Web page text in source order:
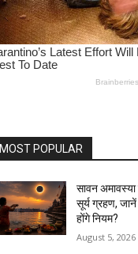
MOST POPULAR
सावन
सूर्य ग्रहण,
होंगे नियम?
August 5, 2026